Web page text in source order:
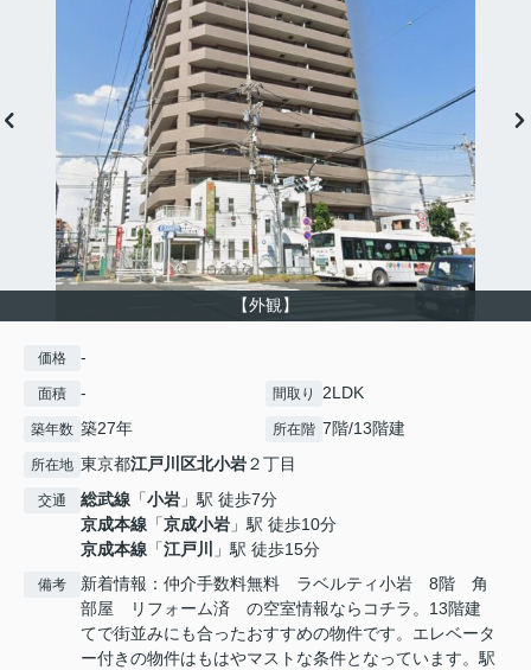
【外観】
価格 -
面積 - 間取り 2LDK
築年数 築27年 所在階 7階/13階建
所在地 東京都江戸川区北小岩２丁目
交通 総武線 「小岩 」駅 徒歩7分
京成本線 「京成小岩 」駅 徒歩10分
京成本線 「江戸川 」駅 徒歩15分
備考
新着情報：仲介手数料無料 ラベルティ小岩 8階 角
部屋 リフォーム済 の空室情報ならコチラ。13階建
てで街並みにも合ったおすすめの物件です。エレベータ
ー付きの物件はもはやマストな条件となっています。駅